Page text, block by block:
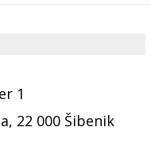
22 000 Šibenik